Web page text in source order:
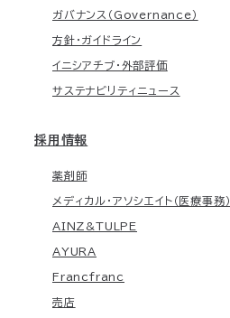
ガバナンス（Governance）
方針・ガイドライン
イニシアチブ・外部評価
サステナビリティニュース
採用情報
薬剤師
メディカル・アソシエイト（医療事務）
AINZ&TULPE
AYURA
Francfranc
売店